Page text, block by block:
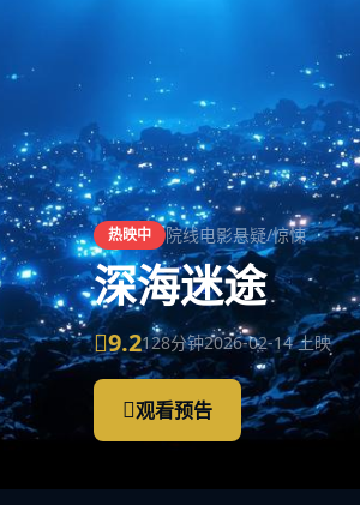
热映中 院线电影悬疑/惊悚
深海迷途
9.2128分钟2026-02-14 上映
观看预告